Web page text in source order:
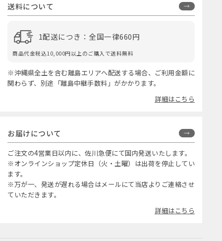
送料について
1配送につき：全国一律660円
商品代金税込10,000円以上のご購入で送料無料
※沖縄県全土を含む離島エリアへ配送する場合、ご利用金額に
関わらず、別途「離島中継手数料」がかかります。
詳細はこちら
お届けについて
ご注文の4営業日以内に、佐川急便にて国内発送いたします。
※オンラインショップ定休日（火・土曜）は出荷を停止してい
ます。
※万が一、発送が遅れる場合はメールにて当店よりご連絡させ
ていただきます。
詳細はこちら